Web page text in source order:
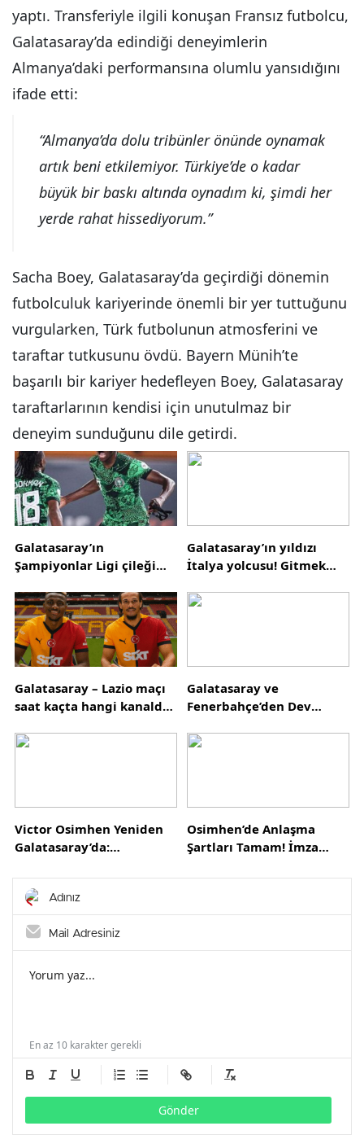
yaptı. Transferiyle ilgili konuşan Fransız futbolcu,
Galatasaray’da edindiği deneyimlerin
Almanya’daki performansına olumlu yansıdığını
ifade etti:
“Almanya’da dolu tribünler önünde oynamak
artık beni etkilemiyor. Türkiye’de o kadar
büyük bir baskı altında oynadım ki, şimdi her
yerde rahat hissediyorum.”
Sacha Boey, Galatasaray’da geçirdiği dönemin
futbolculuk kariyerinde önemli bir yer tuttuğunu
vurgularken, Türk futbolunun atmosferini ve
taraftar tutkusunu övdü. Bayern Münih’te
başarılı bir kariyer hedefleyen Boey, Galatasaray
taraftarlarının kendisi için unutulmaz bir
deneyim sunduğunu dile getirdi.
Galatasaray’ın
Şampiyonlar Ligi çileği
bomba transfer iddiası
Galatasaray’ın yıldızı
İtalya yolcusu! Gitmek
Galatasaray – Lazio maçı
saat kaçta hangi kanalda?
tanıtımı saat kaçta?
Galatasaray ve
Fenerbahçe’den Dev
Spor Kulüpleri İçin
Victor Osimhen Yeniden
Galatasaray’da:
Evine Döndü!
Osimhen’de Anlaşma
Şartları Tamam! İmza
Gönder
En az 10 karakter gerekli